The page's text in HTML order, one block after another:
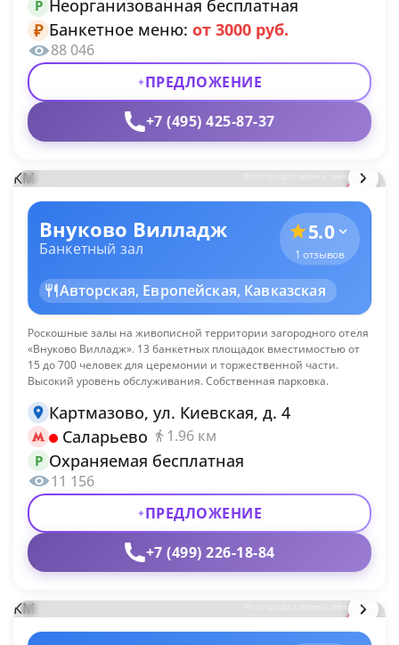
P Неорганизованная бесплатная
₽ Банкетное меню: от 3000 руб.
88 046
ПРЕДЛОЖЕНИЕ
+7 (495) 425-87-37
Фото предоставлены заведением
КМ
Внуково Вилладж
Банкетный зал
5.0
1 отзывов
Авторская, Европейская, Кавказская
Роскошные залы на живописной территории загородного отеля
«Внуково Вилладж». 13 банкетных площадок вместимостью от
15 до 700 человек для церемонии и торжественной части.
Высокий уровень обслуживания. Собственная парковка.
Картмазово, ул. Киевская, д. 4
Саларьево
1.96 км
P Охраняемая бесплатная
11 156
ПРЕДЛОЖЕНИЕ
+7 (499) 226-18-84
Фото предоставлены заведением
КМ